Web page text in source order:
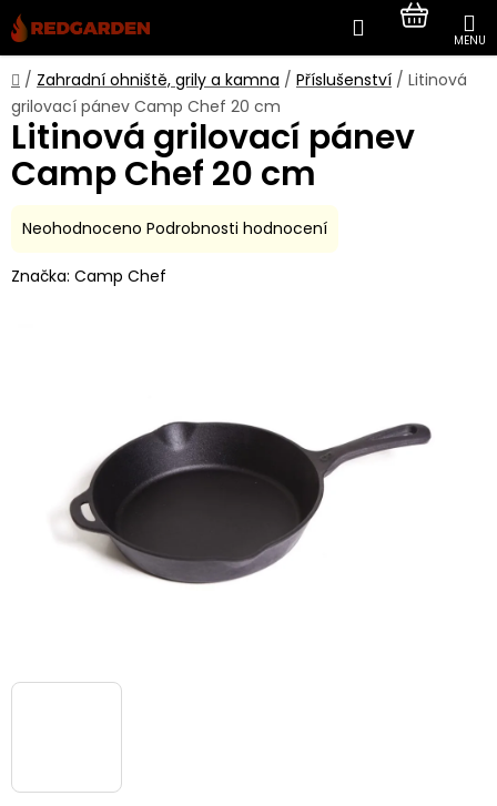
Přejít
na
obsah
Hledat
KOŠÍK
Domů
/ Zahradní ohniště, grily a kamna / Příslušenství / Litinová
grilovací pánev Camp Chef 20 cm
Litinová grilovací pánev
Camp Chef 20 cm
Průměrné
produktu
Neohodnoceno Podrobnosti hodnocení
Značka: Camp Chef